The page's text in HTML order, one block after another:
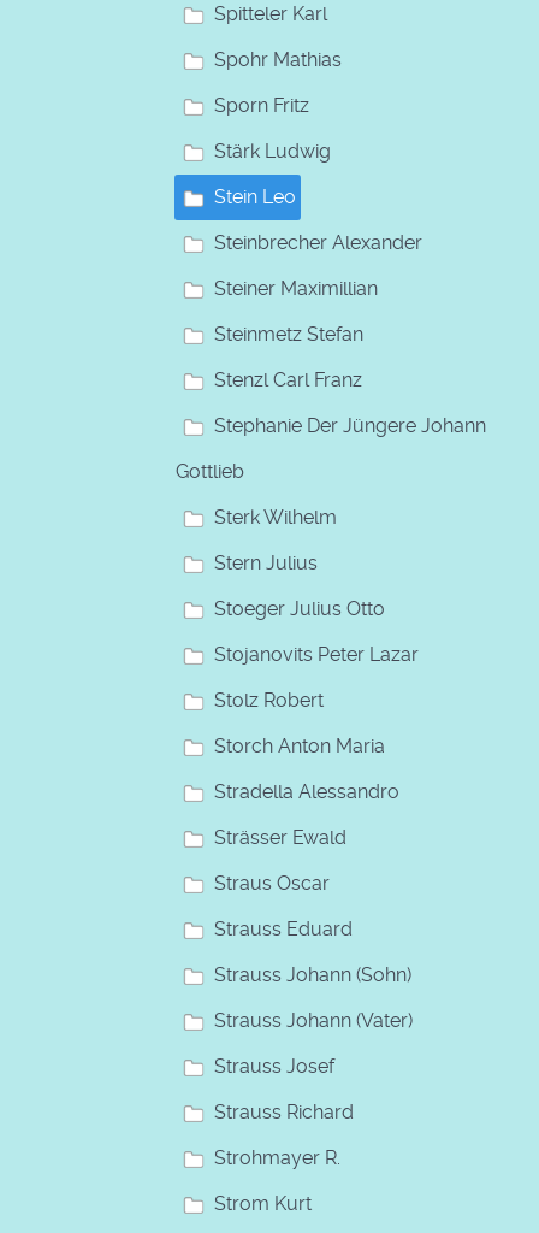
Spitteler Karl
Spohr Mathias
Sporn Fritz
Stärk Ludwig
Stein Leo
Steinbrecher Alexander
Steiner Maximillian
Steinmetz Stefan
Stenzl Carl Franz
Stephanie Der Jüngere Johann
Gottlieb
Sterk Wilhelm
Stern Julius
Stoeger Julius Otto
Stojanovits Peter Lazar
Stolz Robert
Storch Anton Maria
Stradella Alessandro
Strässer Ewald
Straus Oscar
Strauss Eduard
Strauss Johann (Sohn)
Strauss Johann (Vater)
Strauss Josef
Strauss Richard
Strohmayer R.
Strom Kurt